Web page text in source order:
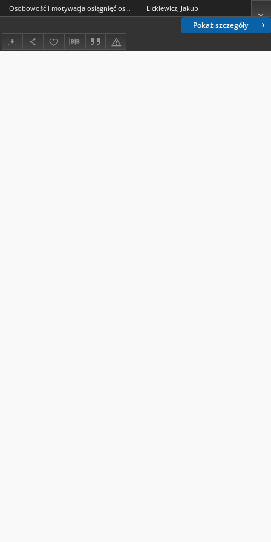
Pokaż szczegóły
Osobowość i motywacja osiągnięć osób trenujących sztuki i sporty walki Lickiewicz, Jakub